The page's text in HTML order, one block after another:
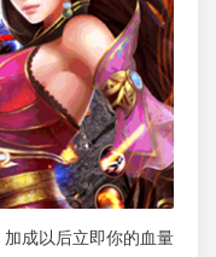
成以后立即你的血量